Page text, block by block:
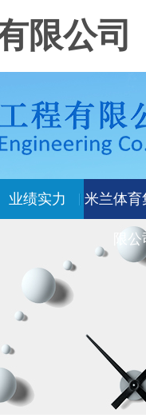
限公司
业绩实力 米兰体育
限